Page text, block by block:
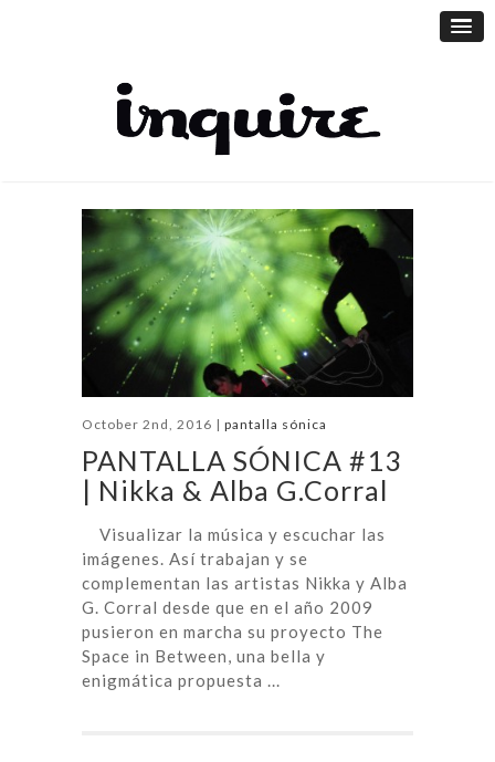
October 2nd, 2016 | pantalla sónica
PANTALLA SÓNICA #13
| Nikka & Alba G.Corral
Visualizar la música y escuchar las
imágenes. Así trabajan y se
complementan las artistas Nikka y Alba
G. Corral desde que en el año 2009
pusieron en marcha su proyecto The
Space in Between, una bella y
enigmática propuesta ...